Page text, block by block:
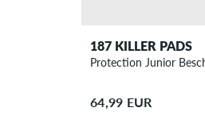
187 KILLER PADS
64,99 EUR